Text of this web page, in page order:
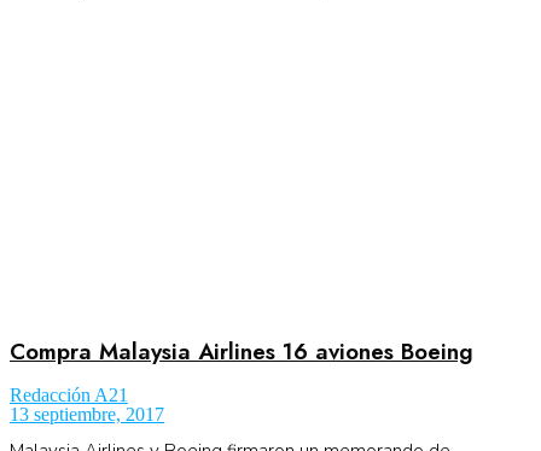
Compra Malaysia Airlines 16 aviones Boeing
Redacción A21
13 septiembre, 2017